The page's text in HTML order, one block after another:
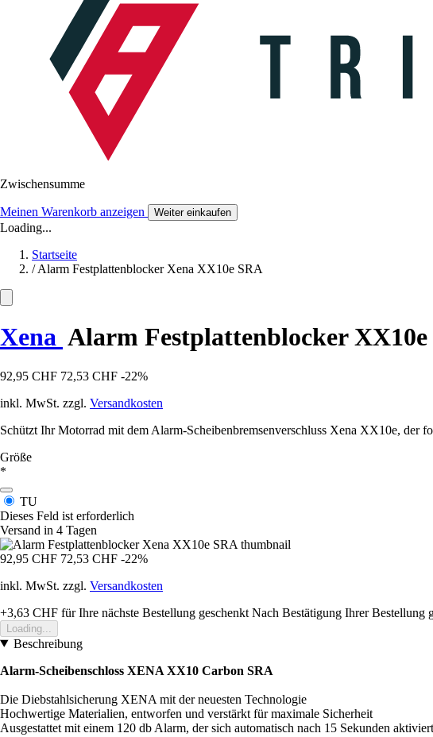
Zwischensumme
Meinen Warenkorb anzeigen Weiter einkaufen
Loading...
Startseite
/ Alarm Festplattenblocker Xena XX10e SRA
Xena Alarm Festplattenblocker XX10e
92,95 CHF 72,53 CHF -22%
inkl. MwSt. zzgl. Versandkosten
Schützt Ihr Motorrad mit dem Alarm-Scheibenbremsenverschluss Xena XX10e, der
Größe
*
TU
Dieses Feld ist erforderlich
Versand in 4 Tagen
92,95 CHF 72,53 CHF -22%
inkl. MwSt. zzgl. Versandkosten
+3,63 CHF für Ihre nächste Bestellung geschenkt Nach Bestätigung Ihrer Bestellung
Loading...
Beschreibung
Alarm-Scheibenschloss XENA XX10 Carbon SRA
Die Diebstahlsicherung XENA mit der neuesten Technologie
Hochwertige Materialien, entworfen und verstärkt für maximale Sicherheit
Ausgestattet mit einem 120 db Alarm, der sich automatisch nach 15 Sekunden aktiviert